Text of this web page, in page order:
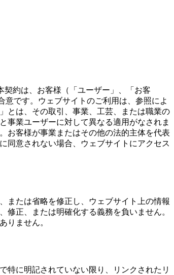
契約は、お客様（「ユーザー」、「お客
意です。ウェブサイトのご利用は、参照によ
とは、その取引、事業、工芸、または職業の
事業ユーザーに対して異なる適用がなされま
お客様が事業またはその他の法的主体を代表
同意されない場合、ウェブサイトにアクセス
または省略を修正し、ウェブサイト上の情報
正、または明確化する義務を負いません。
りません。
特に明記されていない限り、リンクされたリ